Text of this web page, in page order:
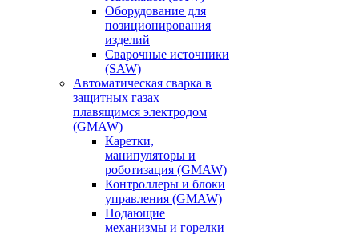
Оборудование для
позиционирования
изделий
Сварочные источники
(SAW)
Автоматическая сварка в
защитных газах
плавящимся электродом
(GMAW)
Каретки,
манипуляторы и
роботизация (GMAW)
Контроллеры и блоки
управления (GMAW)
Подающие
механизмы и горелки